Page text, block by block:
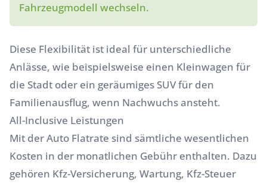
Fahrzeugmodell wechseln.
Diese Flexibilität ist ideal für unterschiedliche
Anlässe, wie beispielsweise einen Kleinwagen für
die Stadt oder ein geräumiges SUV für den
Familienausflug, wenn Nachwuchs ansteht.
All-Inclusive Leistungen
Mit der Auto Flatrate sind sämtliche wesentlichen
Kosten in der monatlichen Gebühr enthalten. Dazu
gehören Kfz-Versicherung, Wartung, Kfz-Steuer